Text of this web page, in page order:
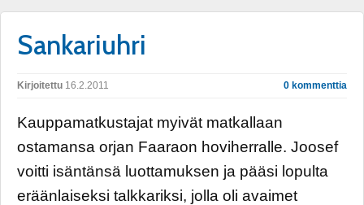
Sankariuhri
Kirjoitettu 16.2.2011 0 kommenttia
Kauppamatkustajat myivät matkallaan
ostamansa orjan Faaraon hoviherralle. Joosef
voitti isäntänsä luottamuksen ja pääsi lopulta
eräänlaiseksi talkkariksi, jolla oli avaimet